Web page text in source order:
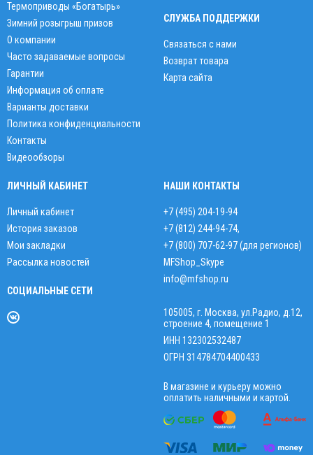
Термоприводы «Богатырь»
Зимний розыгрыш призов
О компании
Часто задаваемые вопросы
Гарантии
Информация об оплате
Варианты доставки
Политика конфиденциальности
Контакты
Видеообзоры
СЛУЖБА ПОДДЕРЖКИ
Связаться с нами
Возврат товара
Карта сайта
ЛИЧНЫЙ КАБИНЕТ
Личный кабинет
История заказов
Мои закладки
Рассылка новостей
СОЦИАЛЬНЫЕ СЕТИ
НАШИ КОНТАКТЫ
+7 (495) 204-19-94
+7 (812) 244-94-74,
+7 (800) 707-62-97 (для регионов)
MFShop_Skype
info@mfshop.ru
105005, г. Москва, ул.Радио, д.12,
строение 4, помещение 1
ИНН 132302532487
ОГРН 314784704400433
В магазине и курьеру можно
оплатить наличными и картой.